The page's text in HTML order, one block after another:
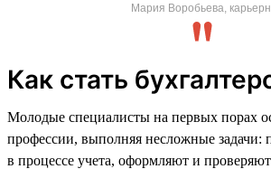
Мария Воробьева,
Как стать
Молодые специалисты на первых порах
профессии, выполняя несложные задачи:
в процессе учета, оформляют и